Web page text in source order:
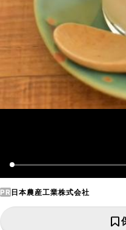
PR 日本農産工業株式会社